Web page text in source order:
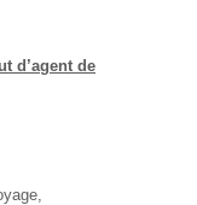
d’agent de